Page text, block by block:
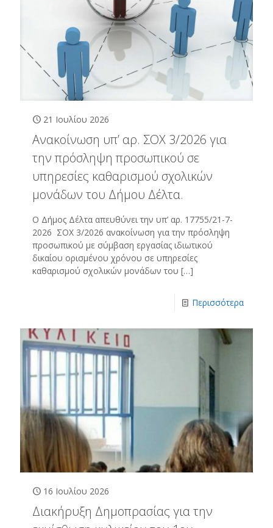
21 Ιουλίου 2026
Ανακοίνωση υπ’ αρ. ΣΟΧ 3/2026 για
την πρόσληψη προσωπικού σε
υπηρεσίες καθαρισμού σχολικών
μονάδων του Δήμου Δέλτα.
Ο Δήμος Δέλτα απευθύνει την υπ’ αρ. 17755/21-7-
2026 ΣΟΧ 3/2026 ανακοίνωση για την πρόσληψη
προσωπικού με σύμβαση εργασίας ιδιωτικού
δικαίου ορισμένου χρόνου σε υπηρεσίες
καθαρισμού σχολικών μονάδων του […]
Περισσότερα
16 Ιουλίου 2026
Διακήρυξη Δημοπρασίας για την